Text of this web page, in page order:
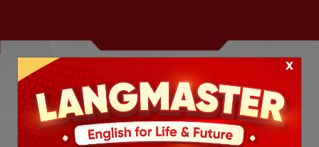
COACHING 1-1
CÙNG CHUYÊN GIA
x